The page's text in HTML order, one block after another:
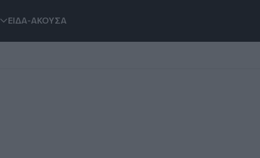
ΕΙΔΑ-ΑΚΟΥΣΑ